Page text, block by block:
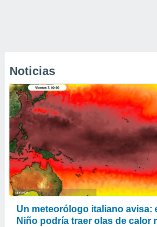
Noticias
Un meteorólogo italiano avisa:
Niño podría traer olas de calor